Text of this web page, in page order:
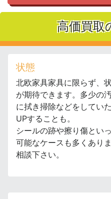
高価買取
状態
北欧家具家具に限らず、
が期待できます。多少の
に拭き掃除などをしてい
UPすることも。
シールの跡や擦り傷とい
可能なケースも多くあり
相談下さい。